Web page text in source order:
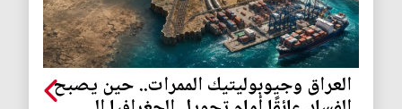
العراق وجيوبوليتيك الممرات.. حين يصبح